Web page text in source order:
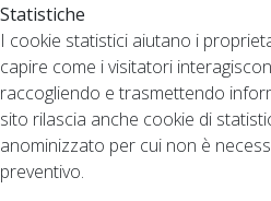
Statistiche
I cookie statistici aiutano i
capire come i visitatori
raccogliendo e trasmettendo
sito rilascia anche cookie di
anominizzato per cui non è
preventivo.